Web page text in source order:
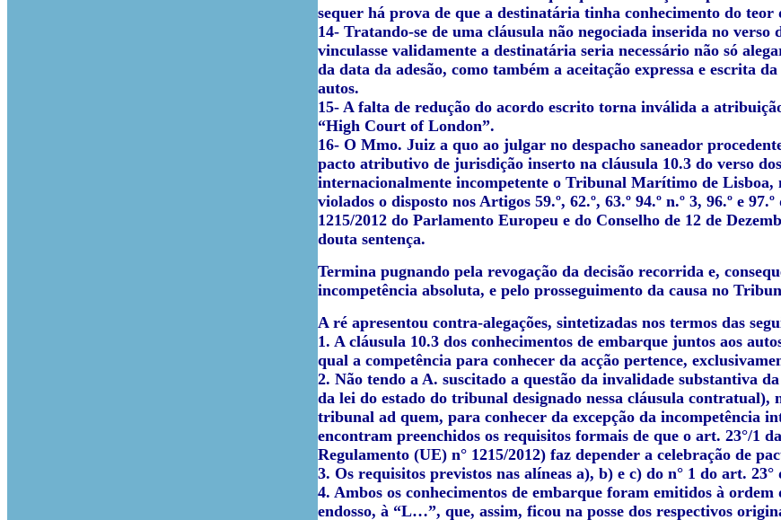
sequer há prova de que a destinatária tinha conhecimento do teor
14- Tratando-se de uma cláusula não negociada inserida no
vinculasse validamente a destinatária seria necessário não só
da data da adesão, como também a aceitação expressa e escrita
autos.
15- A falta de redução do acordo escrito torna inválida a
“High Court of London”.
16- O Mmo. Juiz a quo ao julgar no despacho saneador
pacto atributivo de jurisdição inserto na cláusula 10.3 do verso
internacionalmente incompetente o Tribunal Marítimo de Lisboa,
violados o disposto nos Artigos 59.º, 62.º, 63.º 94.º n.º 3, 96.º e
1215/2012 do Parlamento Europeu e do Conselho de 12 de
douta sentença.
Termina pugnando pela revogação da decisão recorrida e,
incompetência absoluta, e pelo prosseguimento da causa no
A ré apresentou contra-alegações, sintetizadas nos termos das
1. A cláusula 10.3 dos conhecimentos de embarque juntos aos
qual a competência para conhecer da acção pertence,
2. Não tendo a A. suscitado a questão da invalidade substantiva
da lei do estado do tribunal designado nessa cláusula contratual),
tribunal ad quem, para conhecer da excepção da incompetência
encontram preenchidos os requisitos formais de que o art. 23°/1
Regulamento (UE) n° 1215/2012) faz depender a celebração de
3. Os requisitos previstos nas alíneas a), b) e c) do n° 1 do art.
4. Ambos os conhecimentos de embarque foram emitidos à
endosso, à “L…”, que, assim, ficou na posse dos respectivos